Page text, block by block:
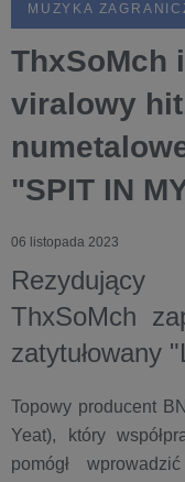
MUZYKA
ThxSoMch
viralowy
"SPIT IN
06 listopada 2023
ThxSoMch
zatytułowany
Topowy producent
Yeat), który
pomógł